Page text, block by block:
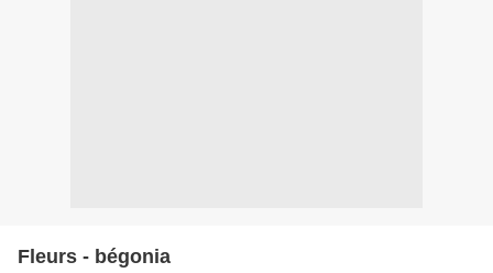
Fleurs - bégonia